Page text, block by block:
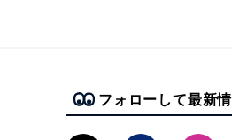
フォローして最新